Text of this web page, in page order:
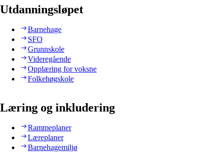
Utdanningsløpet
Barnehage
SFO
Grunnskole
Videregående
Opplæring for voksne
Folkehøgskole
Læring og inkludering
Rammeplaner
Læreplaner
Barnehagemiljø